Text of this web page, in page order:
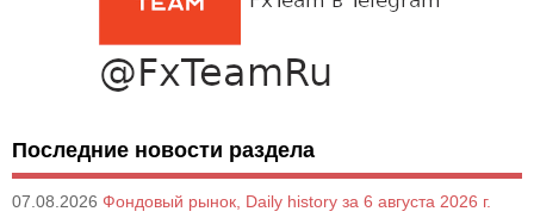
Последние новости раздела
07.08.2026 Фондовый рынок, Daily history за 6 августа 2026 г.